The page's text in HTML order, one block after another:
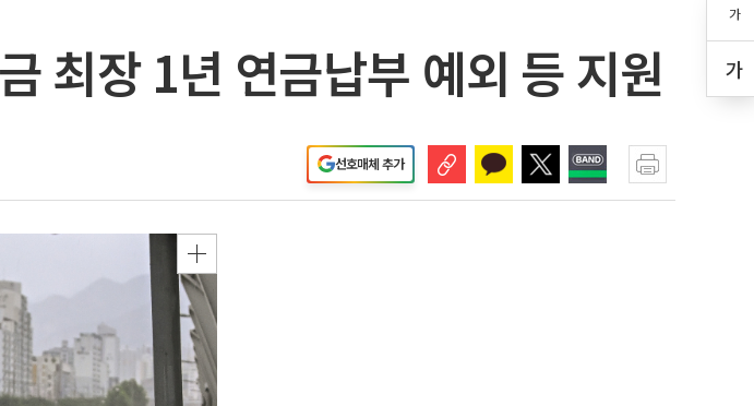
가
가
최장 1년 연금납부 예외 등 지원
선호매체 추가